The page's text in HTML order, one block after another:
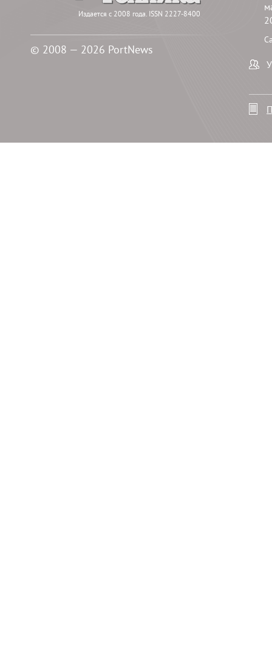
Издается с 2008 года. ISSN 2227-8400
© 2008 — 2026 PortNews